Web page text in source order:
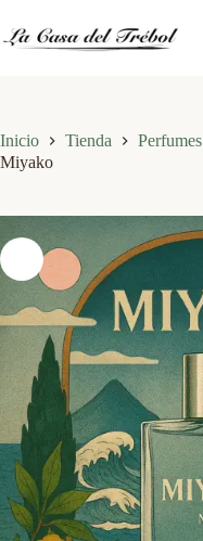
contenido
Inicio Tienda Perfumes
Miyako